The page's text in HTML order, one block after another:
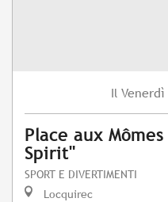
Il Venerdì
Place aux
Spirit"
SPORT E DIVERTIMENTI
Locquirec